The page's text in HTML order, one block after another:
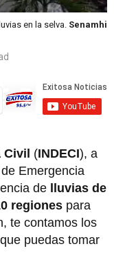
en la selva. Senamhi
Civil (INDECI), a
Emergencia
de lluvias de
regiones para
te contamos los
puedas tomar